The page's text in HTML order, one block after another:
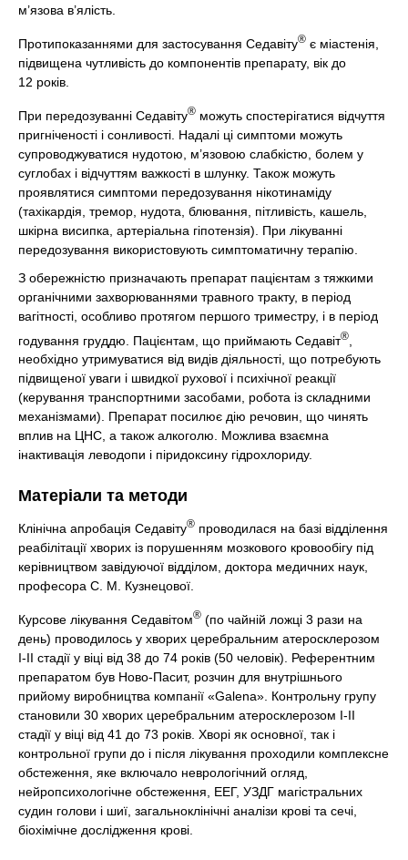
м’язова в’ялість.
Протипоказаннями для застосування Седавіту® є міастенія,
підвищена чутливість до компонентів препарату, вік до
12 років.
При передозуванні Седавіту® можуть спостерігатися відчуття
пригніченості і сонливості. Надалі ці симптоми можуть
супроводжуватися нудотою, м’язовою слабкістю, болем у
суглобах і відчуттям важкості в шлунку. Також можуть
проявлятися симптоми передозування нікотинаміду
(тахікардія, тремор, нудота, блювання, пітливість, кашель,
шкірна висипка, артеріальна гіпотензія). При лікуванні
передозування використовують симптоматичну терапію.
З обережністю призначають препарат пацієнтам з тяжкими
органічними захворюваннями травного тракту, в період
вагітності, особливо протягом першого триместру, і в період
годування груддю. Пацієнтам, що приймають Седавіт®
необхідно утримуватися від видів діяльності, що потребують
підвищеної уваги і швидкої рухової і психічної реакції
(керування транспортними засобами, робота із складними
механізмами). Препарат посилює дію речовин, що чинять
вплив на ЦНС, а також алкоголю. Можлива взаємна
інактивація леводопи і піридоксину гідрохлориду.
Матеріали та методи
Клінічна апробація Седавіту® проводилася на базі відділення
реабілітації хворих із порушенням мозкового кровообігу під
керівництвом завідуючої відділом, доктора медичних наук,
професора С. М. Кузнецової.
Курсове лікування Седавітом® (по чайній ложці 3 рази на
день) проводилось у хворих церебральним атеросклерозом
І-ІІ стадії у віці від 38 до 74 років (50 человік). Референтним
препаратом був Ново-Пасит, розчин для внутрішнього
прийому виробництва компанії «Galena». Контрольну групу
становили 30 хворих церебральним атеросклерозом І-ІІ
стадії у віці від 41 до 73 років. Хворі як основної, так і
контрольної групи до і після лікування проходили комплексне
обстеження, яке включало неврологічний огляд,
нейропсихологічне обстеження, ЕЕГ, УЗДГ магістральних
судин голови і шиї, загальноклінічні аналізи крові та сечі,
біохімічне дослідження крові.